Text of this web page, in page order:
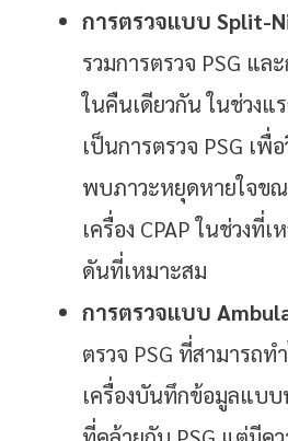
การตรวจแบบ Split-
รวมการตรวจ PSG แล
ในคืนเดียวกัน ในช่วงแ
เป็นการตรวจ PSG เพื่
พบภาวะหยุดหายใจข
เครื่อง CPAP ในช่วงที่
ดันที่เหมาะสม
การตรวจแบบ
ตรวจ PSG ที่สามารถท
เครื่องบันทึกข้อมูลแบ